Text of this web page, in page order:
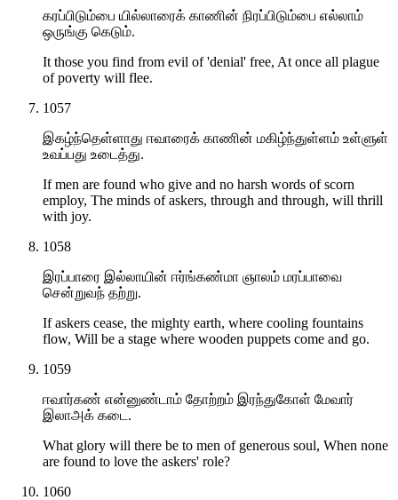
கரப்பிடும்பை யில்லாரைக் காணின் நிரப்பிடும்பை எல்லாம்
ஒருங்கு கெடும்.
It those you find from evil of 'denial' free, At once all plague
of poverty will flee.
1057
இகழ்ந்தெள்ளாது ஈவாரைக் காணின் மகிழ்ந்துள்ளம் உள்ளுள்
உவப்பது உடைத்து.
If men are found who give and no harsh words of scorn
employ, The minds of askers, through and through, will thrill
with joy.
1058
இரப்பாரை இல்லாயின் ஈர்ங்கண்மா ஞாலம் மரப்பாவை
சென்றுவந் தற்று.
If askers cease, the mighty earth, where cooling fountains
flow, Will be a stage where wooden puppets come and go.
1059
ஈவார்கண் என்னுண்டாம் தோற்றம் இரந்துகோள் மேவார்
இலாஅக் கடை.
What glory will there be to men of generous soul, When none
are found to love the askers' role?
1060